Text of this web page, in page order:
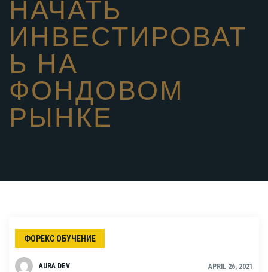
ИНВЕСТИРОВАТ
Ь НА
ФОНДОВОМ
РЫНКЕ
ФОРЕКС ОБУЧЕНИЕ
AURA DEV APRIL 26, 2021